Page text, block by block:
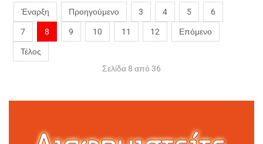
Έναρξη Προηγούμενο 3 4 5 6
7 8 9 10 11 12 Επόμενο
Τέλος
Σελίδα 8 από 36